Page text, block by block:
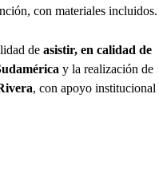
con materiales incluidos.
de asistir, en calidad de
y la realización de
, con apoyo institucional